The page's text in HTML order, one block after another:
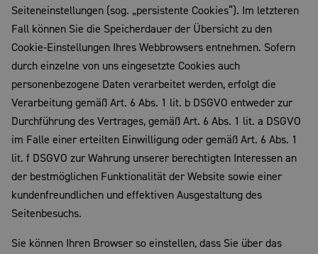
Seiteneinstellungen (sog. „persistente Cookies“). Im letzteren
Fall können Sie die Speicherdauer der Übersicht zu den
Cookie-Einstellungen Ihres Webbrowsers entnehmen. Sofern
durch einzelne von uns eingesetzte Cookies auch
personenbezogene Daten verarbeitet werden, erfolgt die
Verarbeitung gemäß Art. 6 Abs. 1 lit. b DSGVO entweder zur
Durchführung des Vertrages, gemäß Art. 6 Abs. 1 lit. a DSGVO
im Falle einer erteilten Einwilligung oder gemäß Art. 6 Abs. 1
lit. f DSGVO zur Wahrung unserer berechtigten Interessen an
der bestmöglichen Funktionalität der Website sowie einer
kundenfreundlichen und effektiven Ausgestaltung des
Seitenbesuchs.
Sie können Ihren Browser so einstellen, dass Sie über das